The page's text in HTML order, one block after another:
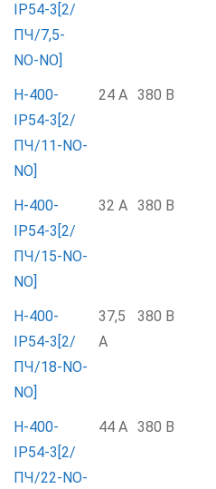
IP54-3[2/
ПЧ/7,5-
NO-NO]
Н-400-
IP54-3[2/
ПЧ/11-NO-
NO]
24 А 380 В
Н-400-
IP54-3[2/
ПЧ/15-NO-
NO]
32 А 380 В
Н-400-
IP54-3[2/
ПЧ/18-NO-
NO]
37,5
А
380 В
Н-400-
IP54-3[2/
ПЧ/22-NO-
44 А 380 В